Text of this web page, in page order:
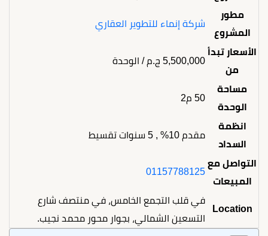
مطور
المشروع
شركة إنماء للتطوير العقاري
الأسعار تبدأ
من
5,500,000 ج.م / الوحدة
مساحة
الوحدة
50 م2
انظمة
السداد
مقدم 10% , 5 سنوات تقسيط
التواصل مع
المبيعات
01157788125
Location
في قلب التجمع الخامس، في منتصف شارع
التسعين الشمالي، بجوار محور محمد نجيب.